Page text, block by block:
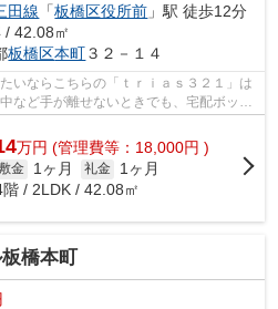
田線 「板橋区役所前 」駅 徒歩12分
/ 42.08㎡
板橋区本町３２－１４
いならこちらの「ｔｒｉａｓ３２１」は
など手が離せないときでも、宅配ボック
に...
万円 (管理費等：18,000円 )
金 1ヶ月 礼金
1ヶ月
階 / 2LDK / 42.08㎡
板橋本町